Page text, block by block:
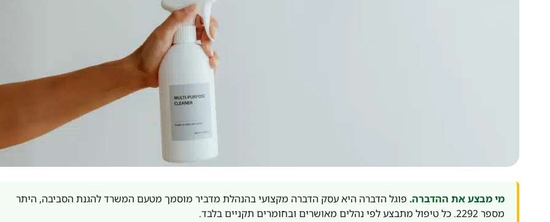
מי מבצע את ההדברה. פוגל הדברה היא עסק הדברה מקצועי בהנהלת מדביר מוסמך מטעם המשרד להגנת הסביבה, היתר
מספר 2292. כל טיפול מתבצע לפי נהלים מאושרים ובחומרים תקניים בלבד.